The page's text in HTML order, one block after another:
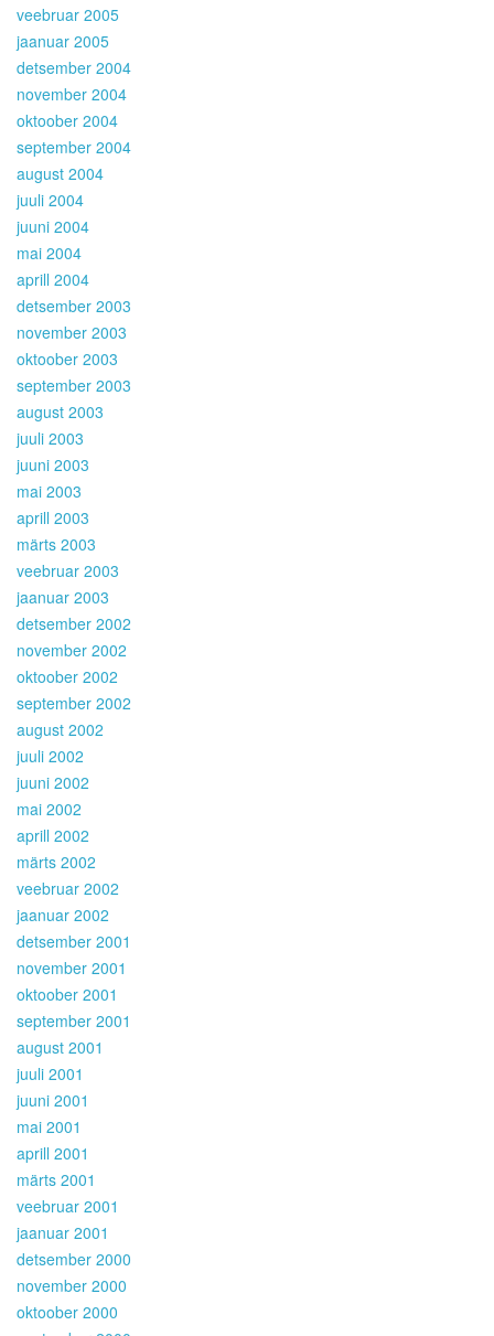
veebruar 2005
jaanuar 2005
detsember 2004
november 2004
oktoober 2004
september 2004
august 2004
juuli 2004
juuni 2004
mai 2004
aprill 2004
detsember 2003
november 2003
oktoober 2003
september 2003
august 2003
juuli 2003
juuni 2003
mai 2003
aprill 2003
märts 2003
veebruar 2003
jaanuar 2003
detsember 2002
november 2002
oktoober 2002
september 2002
august 2002
juuli 2002
juuni 2002
mai 2002
aprill 2002
märts 2002
veebruar 2002
jaanuar 2002
detsember 2001
november 2001
oktoober 2001
september 2001
august 2001
juuli 2001
juuni 2001
mai 2001
aprill 2001
märts 2001
veebruar 2001
jaanuar 2001
detsember 2000
november 2000
oktoober 2000